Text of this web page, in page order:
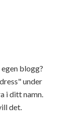
blogg?
under
i ditt namn.
det.